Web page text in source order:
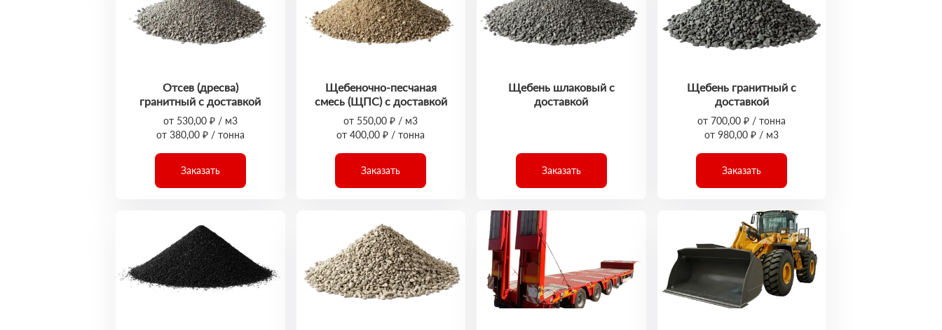
Отсев (дресва)
гранитный с доставкой
от 530,00 ₽ / м3
от 380,00 ₽ / тонна
Заказать
Щебеночно-песчаная
смесь (ЩПС) с доставкой
от 550,00 ₽ / м3
от 400,00 ₽ / тонна
Заказать
Щебень шлаковый с
доставкой
Заказать
Щебень гранитный с
доставкой
от 700,00 ₽ / тонна
от 980,00 ₽ / м3
Заказать